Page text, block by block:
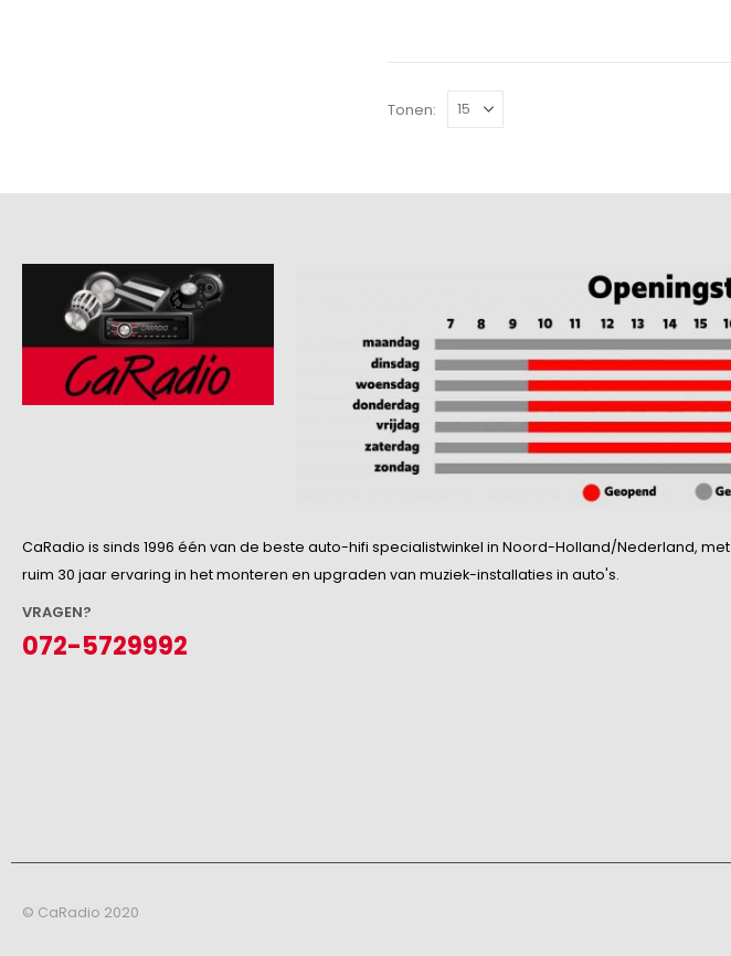
Tonen:
CaRadio is sinds 1996 één van de beste auto-hifi specialistwinkel in Noord-Holland/Nederland, met
ruim 30 jaar ervaring in het monteren en upgraden van muziek-installaties in auto's.
VRAGEN?
072-5729992
© CaRadio 2020